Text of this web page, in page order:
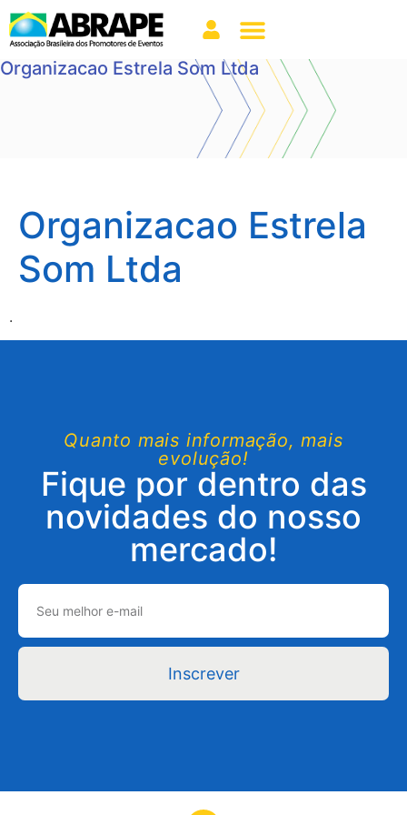
Organizacao Estrela Som Ltda
Organizacao Estrela
Som Ltda
.
Quanto mais informação, mais
evolução!
Fique por dentro das
novidades do nosso
mercado!
Inscrever